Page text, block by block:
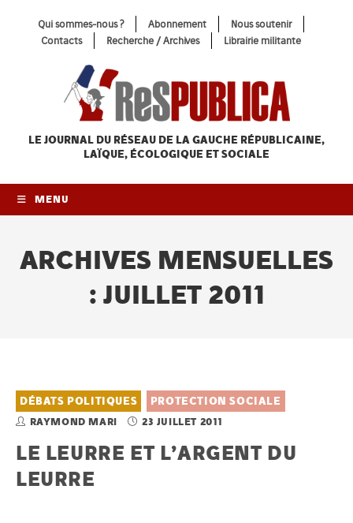
Qui sommes-nous ? Abonnement
Nous soutenir
Contacts
Recherche / Archives Librairie militante
LE JOURNAL DU RÉSEAU DE LA GAUCHE RÉPUBLICAINE,
LAÏQUE, ÉCOLOGIQUE ET SOCIALE
MENU
ARCHIVES MENSUELLES
: JUILLET 2011
DÉBATS POLITIQUES PROTECTION SOCIALE
RAYMOND MARI 23 JUILLET 2011
LE LEURRE ET L’ARGENT DU
LEURRE